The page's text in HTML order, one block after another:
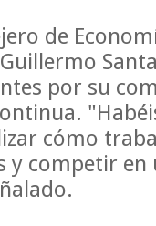
de
por su
cómo
y competir en